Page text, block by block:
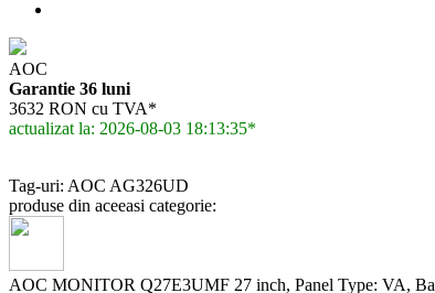
AOC
Garantie 36 luni
3632 RON cu TVA*
actualizat la: 2026-08-03 18:13:35*
Tag-uri: AOC AG326UD
produse din aceeasi categorie:
AOC MONITOR Q27E3UMF 27 inch, Panel Type: VA, Ba